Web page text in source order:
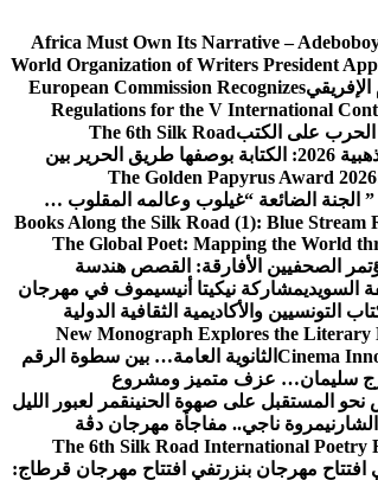
Africa Must Own Its Narrative –
World Organization of Writers President
European Commission Recognizes
Regulations for the V International
الحرب على الكتبThe 6th Silk Road
جائزة البردية الذهبية 2026: الكتابة بوصفها طريق الحرير بين
The Golden Papyrus Award
الجنة الضائعة “غيلوب وعالمه المقلوب …
Books Along the Silk Road (1): Blue
The Global Poet: Mapping the World
الصحفيين الأفارقة: القصص هندسة
السويديمشاركة نيكيتا أنيسيموف في مهرجان
التونسيين والأكاديمية الثقافية الدولية
New Monograph Explores the
Cinema الثانوية العامة… بين سطوة الرقم
سليمان… عزف متميز ومشروع
نحو المستقبل على صهوة الحنينقمر لعبور الليل
مروة ناجي.. مفاجأة مهرجان دڨة
The 6th Silk Road International Poetry
مهرجان بنزرتفي افتتاح مهرجان قرطاج: